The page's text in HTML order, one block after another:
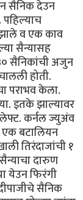
सैनिक देउन
पहिल्याच
व एक काव
सैन्यासह
सैनिकांची अजुन
होती.
पराभव केला.
इतके झाल्यावर
लेफ्ट. कर्नल ज्युअंव
एक बटालियन
तिरंदाजांची १
दारुण
येउन फिरंगी
सैनिक